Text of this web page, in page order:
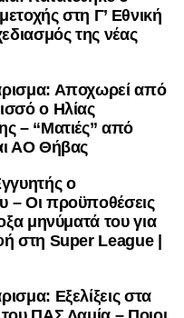
στη Γ’ Εθνική
της νέας
Αποχωρεί από
ο Ηλίας
– “Ματιές” από
ΑΟ Θήβας
ο
– Οι προϋποθέσεις
μηνύματά του για
στη Super League |
Εξελίξεις στα